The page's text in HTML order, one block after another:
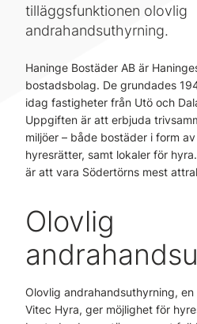
tilläggsfunktionen olovlig
andrahandsuthyrning.
Haninge Bostäder AB är
bostadsbolag. De grundades
idag fastigheter från Utö och
Uppgiften är att erbjuda
miljöer – både bostäder i form
hyresrätter, samt lokaler för
är att vara Södertörns mest
Olovlig
Olovlig andrahandsuthyrning,
Vitec Hyra, ger möjlighet för